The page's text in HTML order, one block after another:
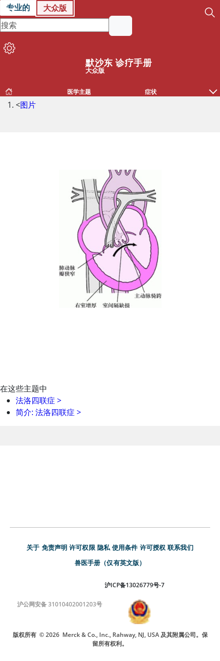
专业的 大众版
默沙东 诊疗手册
大众版
医学主题 症状
<图片
在这些主题中
法洛四联症 >
简介: 法洛四联症 >
关于 免责声明 许可权限 隐私 使用条件 许可授权 联系我们
兽医手册（仅有英文版）
沪ICP备13026779号-7
沪公网安备 31010402001203号
版权所有 © 2026 Merck & Co., Inc., Rahway, NJ, USA 及其附属公司。保
留所有权利。